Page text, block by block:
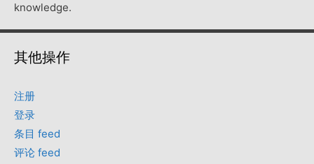
knowledge.
其他操作
注册
登录
条目 feed
评论 feed